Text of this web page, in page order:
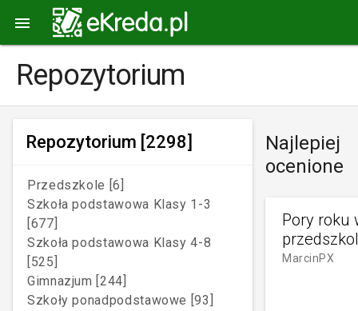

Repozytorium
Repozytorium [2298]
Przedszkole [6]
Szkoła podstawowa Klasy 1-3
[677]
Szkoła podstawowa Klasy 4-8
[525]
Gimnazjum [244]
Szkoły ponadpodstawowe [93]
Najlepiej
ocenione
Pory roku
MarcinPX